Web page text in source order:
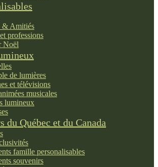
& Amitiés
professions
Noël
de lumières
et télévisions
musicales
lumineux
du Québec et du Canada
famille personalisables
souvenirs